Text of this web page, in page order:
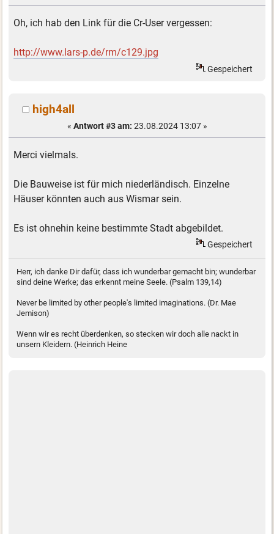
Oh, ich hab den Link für die Cr-User vergessen:
http://www.lars-p.de/rm/c129.jpg
Gespeichert
high4all
« Antwort #3 am: 23.08.2024 13:07 »
Merci vielmals.
Die Bauweise ist für mich niederländisch. Einzelne
Häuser könnten auch aus Wismar sein.
Es ist ohnehin keine bestimmte Stadt abgebildet.
Gespeichert
Herr, ich danke Dir dafür, dass ich wunderbar gemacht bin; wunderbar
sind deine Werke; das erkennt meine Seele. (Psalm 139,14)
Never be limited by other people's limited imaginations. (Dr. Mae
Jemison)
Wenn wir es recht überdenken, so stecken wir doch alle nackt in
unsern Kleidern. (Heinrich Heine